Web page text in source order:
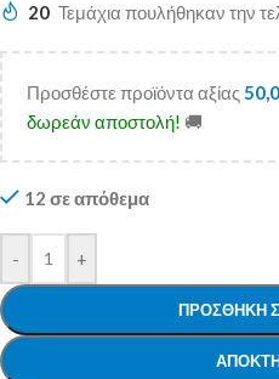
20 Τεμάχια πουλήθηκαν την
Προσθέστε προϊόντα αξίας
δωρεάν αποστολή! 🚚
12 σε απόθεμα
- +
ΠΡΟΣΘΉΚΗ